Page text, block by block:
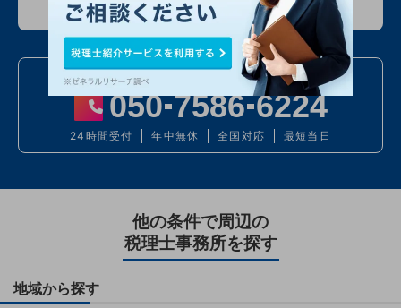
入力情報は公開されません
お電話での問い合わせ
050 7586 6224
24時間受付 年中無休 全国対応 最短当日
他の条件で周辺の
税理士事務所を探す
地域から探す